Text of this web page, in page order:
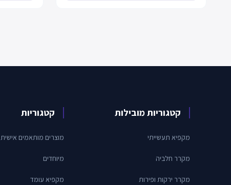
קטגוריות מובילות
מקפיא תעשייתי
מקרר חלביה
מקרר ירקות ופירות
קטגוריות
מוצרים מותאמים אישית
מיוחדים
מקפיא עומד